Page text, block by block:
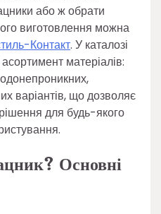
або ж обрати
виготовлення можна
Контакт. У каталозі
матеріалів:
варіантів, що дозволяє
для будь-якого
Основні